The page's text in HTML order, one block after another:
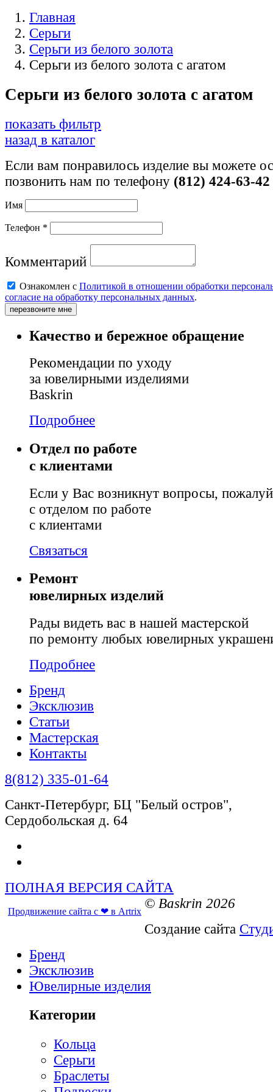
Главная
Серьги
Серьги из белого золота
Серьги из белого золота с агатом
Серьги из белого золота с агатом
показать фильтр
назад в каталог
Если вам понравилось изделие вы можете
позвонить нам по телефону (812) 424-63-42
Имя
Телефон *
Комментарий
Ознакомлен с Политикой в отношении обработки
согласие на обработку персональных данных.
перезвоните мне
Качество и бережное обращение
Рекомендации по уходу
за ювелирными изделиями
Baskrin
Подробнее
Отдел по работе
с клиентами
Если у Вас возникнут вопросы,
с отделом по работе
с клиентами
Связаться
Ремонт
ювелирных изделий
Рады видеть вас в нашей мастерской
по ремонту любых ювелирных
Подробнее
Бренд
Эксклюзив
Статьи
Мастерская
Контакты
8(812) 335-01-64
Санкт-Петербург, БЦ "Белый остров",
Сердобольская д. 64
ПОЛНАЯ ВЕРСИЯ САЙТА
© Baskrin 2026
Продвижение сайта с ❤ в Artrix
Создание сайта
Бренд
Эксклюзив
Ювелирные изделия
Категории
Кольца
Серьги
Браслеты